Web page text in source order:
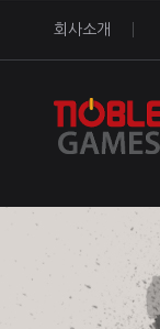
회사소개